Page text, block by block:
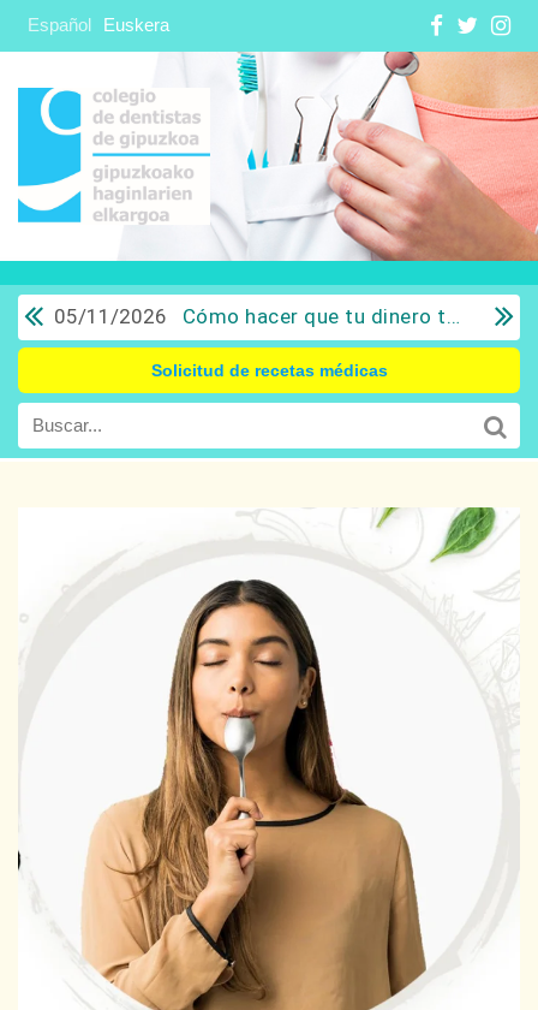
Español Euskera
05/11/2026 Cómo hacer que tu dinero trabaje para ti: Del ahorro a la inversión con sentido común.
Solicitud de recetas médicas